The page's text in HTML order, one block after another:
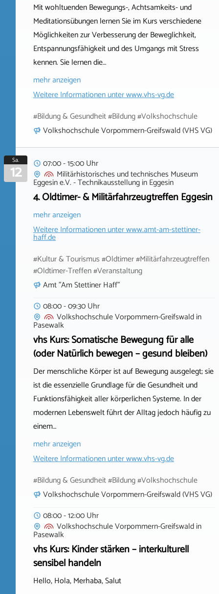
Mit wohltuenden Bewegungs-, Achtsamkeits- und
Meditationsübungen lernen Sie im Kurs verschiedene
Möglichkeiten zur Verbesserung der Beweglichkeit,
Entspannungsfähigkeit und des Umgangs mit Stress
kennen. Sie lernen die…
mehr anzeigen
Weitere Informationen unterwww.vhs-vg.de
#Bildung & Gesundheit #Bildung #Volkshochschule
Volkshochschule Vorpommern-Greifswald (VHS VG)
Sa.
12
07:00 - 15:00 Uhr
Militärhistorisches und technisches Museum
Eggesin e.V. - TechnikausstellunginEggesin
4. Oldtimer- & Militärfahrzeugtreffen Eggesin
mehr anzeigen
Weitere Informationen unterwww.amt-am-stettiner-
haff.de
#Kultur & Tourismus #Oldtimer #Militärfahrzeugtreffen
#Oldtimer-Treffen #Veranstaltung
Amt "Am Stettiner Haff"
08:00 - 09:30 Uhr
Volkshochschule Vorpommern-Greifswaldin
Pasewalk
vhs Kurs: Somatische Bewegung für alle
(oder Natürlich bewegen – gesund bleiben)
Der menschliche Körper ist auf Bewegung ausgelegt; sie
ist die essenzielle Grundlage für die Gesundheit und
Funktionsfähigkeit aller körperlichen Systeme. In der
modernen Lebenswelt führt der Alltag jedoch häufig zu
einem…
mehr anzeigen
Weitere Informationen unterwww.vhs-vg.de
#Bildung & Gesundheit #Bildung #Volkshochschule
Volkshochschule Vorpommern-Greifswald (VHS VG)
08:00 - 12:00 Uhr
Volkshochschule Vorpommern-Greifswaldin
Pasewalk
vhs Kurs: Kinder stärken – interkulturell
sensibel handeln
Hello, Hola, Merhaba, Salut